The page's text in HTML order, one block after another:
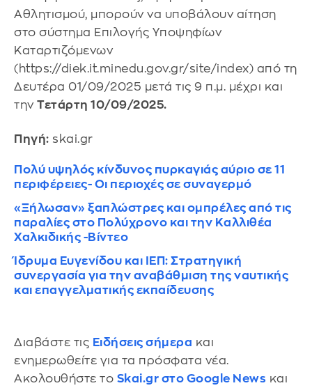
Αθλητισμού, μπορούν να υποβάλουν αίτηση
στο σύστημα Επιλογής Υποψηφίων
Καταρτιζόμενων
(https://diek.it.minedu.gov.gr/site/index) από τη
Δευτέρα 01/09/2025 μετά τις 9 π.μ. μέχρι και
την Τετάρτη 10/09/2025.
Πηγή: skai.gr
Πολύ υψηλός κίνδυνος πυρκαγιάς αύριο σε 11
περιφέρειες- Οι περιοχές σε συναγερμό
«Ξήλωσαν» ξαπλώστρες και ομπρέλες από τις
παραλίες στο Πολύχρονο και την Καλλιθέα
Χαλκιδικής -Βίντεο
Ίδρυμα Ευγενίδου και ΙΕΠ: Στρατηγική
συνεργασία για την αναβάθμιση της ναυτικής
και επαγγελματικής εκπαίδευσης
Διαβάστε τις Ειδήσεις σήμερα και
ενημερωθείτε για τα πρόσφατα νέα.
Ακολουθήστε το Skai.gr στο Google News και